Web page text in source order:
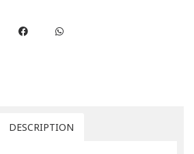
DESCRIPTION